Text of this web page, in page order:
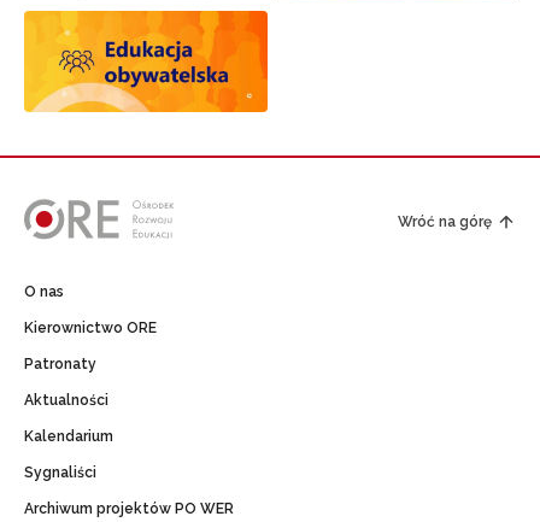
Wróć na górę
O nas
Kierownictwo ORE
Patronaty
Aktualności
Kalendarium
Sygnaliści
Archiwum projektów PO WER